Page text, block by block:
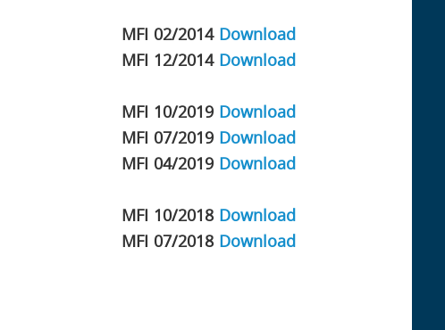
MFI 02/2014 Download
MFI 12/2014 Download
MFI 10/2019 Download
MFI 07/2019 Download
MFI 04/2019 Download
MFI 10/2018 Download
MFI 07/2018 Download